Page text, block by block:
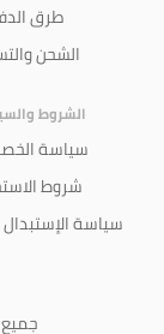
طرق
الشحن
الشروط
سياسة
شروط
سياسة الإستبدال
جميع